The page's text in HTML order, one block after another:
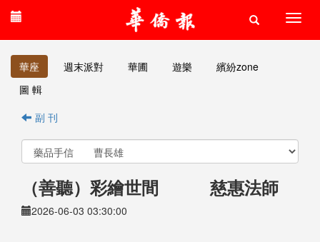
華座 週末派對 華圃 遊樂
繽紛zone
圖 輯
副 刊
（善聽）彩繪世間 慈惠法師
2026-06-03 03:30:00